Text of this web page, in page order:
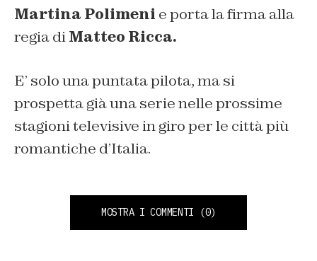
Martina Polimeni e porta la firma alla
regia diMatteo Ricca.
E’ solo una puntata pilota, ma si
prospetta già una serie nelle prossime
stagioni televisive in giro per le città più
romantiche d’Italia.
MOSTRA I COMMENTI (0)